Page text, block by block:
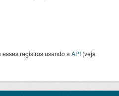
registros usando a API (veja